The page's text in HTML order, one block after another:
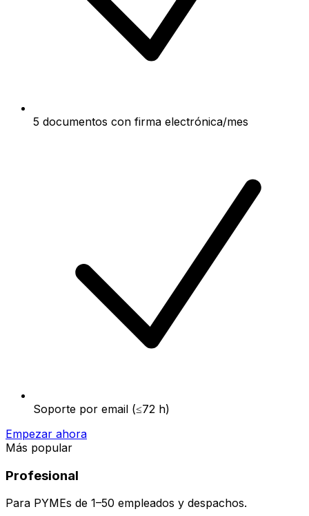
5 documentos con firma electrónica/mes
Soporte por email (≤72 h)
Empezar ahora
Más popular
Profesional
Para PYMEs de 1–50 empleados y despachos.